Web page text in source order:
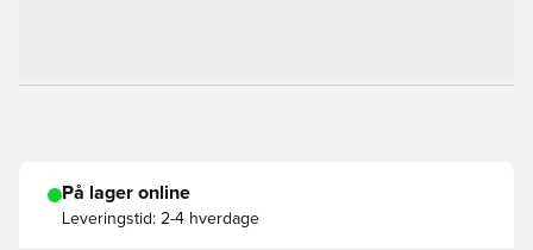
På lager online
Leveringstid: 2-4 hverdage